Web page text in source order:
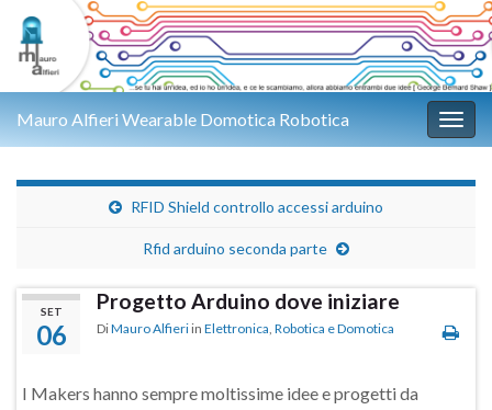
Mauro Alfieri Wearable Domotica Robotica
RFID Shield controllo accessi arduino
Rfid arduino seconda parte
SET
06
Progetto Arduino dove iniziare
DiMauro Alfieri in Elettronica, Robotica e Domotica
I Makers hanno sempre moltissime idee e progetti da